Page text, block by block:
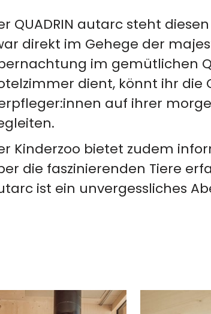
QUADRIN autarc steht
direkt im Gehege der
im gemütlichen
dient, könnt ihr
auf ihrer
Kinderzoo bietet zudem
die faszinierenden Tiere
ist ein unvergessliches